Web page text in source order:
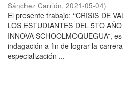
Sánchez Carrión, 2021-05-04)
El presente trabajo: “CRISIS DE
LOS ESTUDIANTES DEL 5TO
INNOVA SCHOOLMOQUEGUA”,
indagación a fin de lograr la
especialización ...